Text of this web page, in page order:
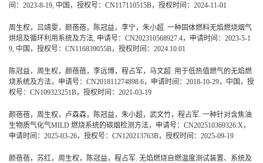
间：2023-8-19, 中国，授权号：CN117110515B，授权时间：2024-11-01
周生权，吕靖雯，颜蓓蓓，陈冠益，李宁，朱小超. 一种固体燃料无焰燃烧烟气
烘焙及循环利用系统及方法, 申请号：CN202310568927.4，申请时间：2023-5-1
9, 中国，授权号：CN116839055B，授权时间：2024.10.01
陈冠益，周生权，颜蓓蓓，李远博，程占军，马文超. 用于低热值燃气的无焰燃
烧系统及方法，申请号：CN201811274898.6，申请时间：2018-10-29，中国，授
权号：CN109323251B，授权时间：2021-03-19
颜蓓蓓，周生权，卢森森，陈冠益，朱小超，武文竹，程占军. 一种针对含焦油
生物质气化气MILD 燃烧系统的碳烟检测方法，申请号：CN202510369326.X，
申请时间：2025-03-26，授权号：CN120213763B，授权时间：2025-09-19
颜蓓蓓，苏红，周生权，陈冠益，程占军. 无焰燃烧自燃温度测试装置、系统及